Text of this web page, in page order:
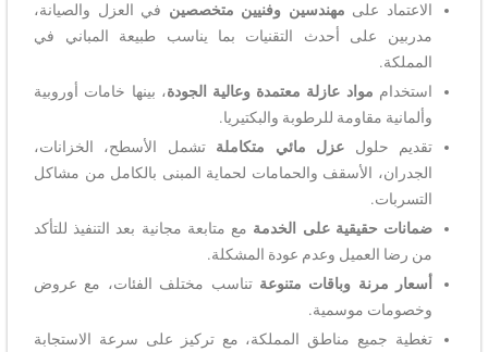
الاعتماد على مهندسين وفنيين متخصصين في العزل والصيانة،
مدربين على أحدث التقنيات بما يناسب طبيعة المباني في
المملكة.
استخدام مواد عازلة معتمدة وعالية الجودة، بينها خامات أوروبية
وألمانية مقاومة للرطوبة والبكتيريا.
تقديم حلول عزل مائي متكاملة تشمل الأسطح، الخزانات،
الجدران، الأسقف والحمامات لحماية المبنى بالكامل من مشاكل
التسربات.
ضمانات حقيقية على الخدمة مع متابعة مجانية بعد التنفيذ للتأكد
من رضا العميل وعدم عودة المشكلة.
أسعار مرنة وباقات متنوعة تناسب مختلف الفئات، مع عروض
وخصومات موسمية.
تغطية جميع مناطق المملكة، مع تركيز على سرعة الاستجابة